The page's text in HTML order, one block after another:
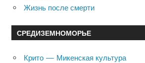
Жизнь после смерти
СРЕДИЗЕМНОМОРЬЕ
Крито — Микенская культура